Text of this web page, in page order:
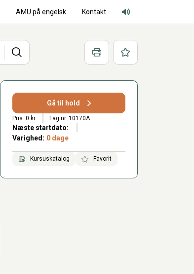
AMU på engelsk Kontakt
Adgang for alle lyd
Søg Print Favoritter
Gå til hold
Pris: 0 kr. Fag nr. 10170A
Næste startdato:
Varighed: 0 dage
Kursuskatalog Favorit